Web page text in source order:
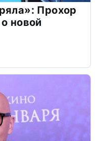
Прохор
новой